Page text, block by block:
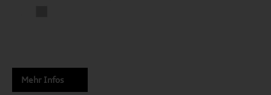
Mehr Infos